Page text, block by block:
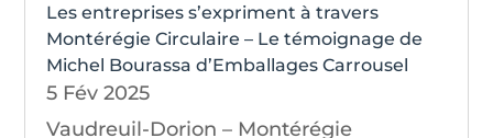
Les entreprises s’expriment à travers
Montérégie Circulaire – Le témoignage de
Michel Bourassa d’Emballages Carrousel
5 Fév 2025
Vaudreuil-Dorion – Montérégie